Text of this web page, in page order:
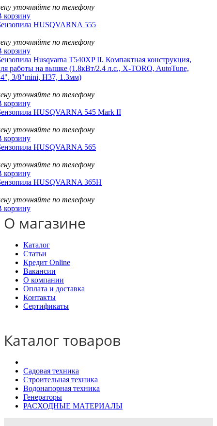
уточняйте по телефону
корзину
HUSQVARNA 555
уточняйте по телефону
корзину
Husqvarna T540XP II. Компактная конструкция,
работы на вышке (1.8кВт/2.4 л.с., X-TORQ, AutoTune,
3/8"mini, H37, 1.3мм)
уточняйте по телефону
корзину
HUSQVARNA 545 Mark II
уточняйте по телефону
корзину
HUSQVARNA 565
уточняйте по телефону
корзину
HUSQVARNA 365H
уточняйте по телефону
корзину
О магазине
Каталог
Статьи
Кредит Online
Вакансии
О компании
Оплата и доставка
Контакты
Сертификаты
Каталог товаров
Садовая техника
Строительная техника
Водонапорная техника
Генераторы
РАСХОДНЫЕ МАТЕРИАЛЫ